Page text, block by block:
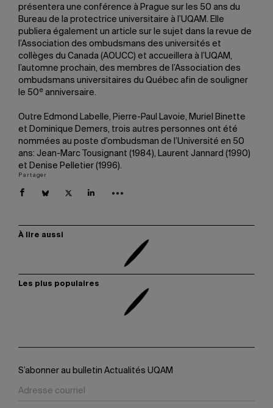
présentera une conférence à Prague sur les 50 ans du
Bureau de la protectrice universitaire à l’UQAM. Elle
publiera également un article sur le sujet dans la revue de
l’Association des ombudsmans des universités et
collèges du Canada (AOUCC) et accueillera à l’UQAM,
l’automne prochain, des membres de l’Association des
ombudsmans universitaires du Québec afin de souligner
le 50 e anniversaire.
Outre Edmond Labelle, Pierre-Paul Lavoie, Muriel Binette
et Dominique Demers, trois autres personnes ont été
nommées au poste d’ombudsman de l’Université en 50
ans: Jean-Marc Tousignant (1984), Laurent Jannard (1990)
et Denise Pelletier (1996).
Partager
À lire aussi
Les plus populaires
S’abonner au bulletin Actualités UQAM